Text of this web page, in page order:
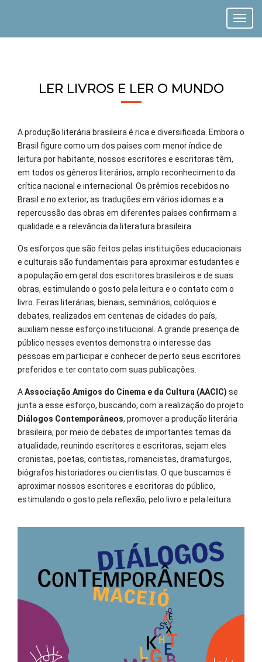
LER LIVROS E LER O MUNDO
A produção literária brasileira é rica e diversificada. Embora o
Brasil figure como um dos países com menor índice de
leitura por habitante, nossos escritores e escritoras têm,
em todos os gêneros literários, amplo reconhecimento da
crítica nacional e internacional. Os prêmios recebidos no
Brasil e no exterior, as traduções em vários idiomas e a
repercussão das obras em diferentes países confirmam a
qualidade e a relevância da literatura brasileira.
Os esforços que são feitos pelas instituições educacionais
e culturais são fundamentais para aproximar estudantes e
a população em geral dos escritores brasileiros e de suas
obras, estimulando o gosto pela leitura e o contato com o
livro. Feiras literárias, bienais, seminários, colóquios e
debates, realizados em centenas de cidades do país,
auxiliam nesse esforço institucional. A grande presença de
público nesses eventos demonstra o interesse das
pessoas em participar e conhecer de perto seus escritores
preferidos e ter contato com suas publicações.
AAssociação Amigos do Cinema e da Cultura (AACIC) se
junta a esse esforço, buscando, com a realização do projeto
Diálogos Contemporâneos, promover a produção literária
brasileira, por meio de debates de importantes temas da
atualidade, reunindo escritores e escritoras, sejam eles
cronistas, poetas, contistas, romancistas, dramaturgos,
biógrafos historiadores ou cientistas. O que buscamos é
aproximar nossos escritores e escritoras do público,
estimulando o gosto pela reflexão, pelo livro e pela leitura.